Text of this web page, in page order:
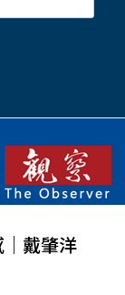
│戴肇洋